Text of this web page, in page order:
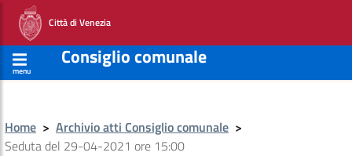
Città di Venezia
menu
Consiglio comunale
Home > Archivio atti Consiglio comunale >
Seduta del 29-04-2021 ore 15:00